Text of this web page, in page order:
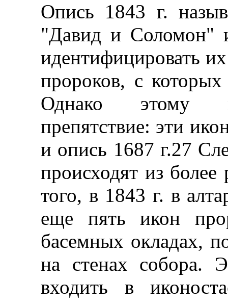
Опись 1843 г.
"Давид и Соломон"
идентифицировать
пророков, с
Однако этому
препятствие: эти
и опись 1687 г.27
происходят из более
того, в 1843 г. в
еще пять икон
басемных окладах,
на стенах собора.
входить в